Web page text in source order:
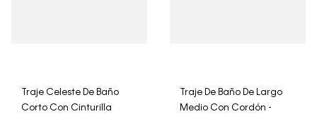
Traje Celeste De Baño
Corto Con Cinturilla
Traje De Baño De Largo
Medio Con Cordón -